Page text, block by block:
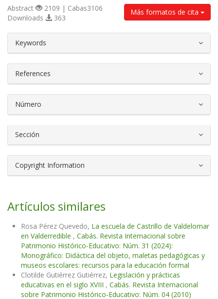
Más formatos de cita
Abstract
2109 | Cabas3106
Downloads
363
Keywords
References
Número
Sección
Copyright Information
Artículos similares
Rosa Pérez Quevedo, La escuela de Castrillo de Valdelomar
en Valderredible , Cabás. Revista Internacional sobre
Patrimonio Histórico-Educativo: Núm. 31 (2024):
Monográfico: Didáctica del objeto, maletas pedagógicas y
museos escolares: recursos para la educación formal
Clotilde Gutiérrez Gutiérrez, Legislación y prácticas
educativas en el siglo XVIII , Cabás. Revista Internacional
sobre Patrimonio Histórico-Educativo: Núm. 04 (2010)